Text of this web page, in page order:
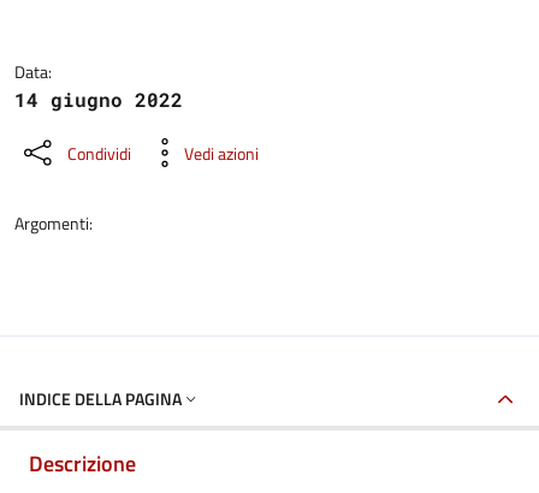
Data:
14 giugno 2022
Condividi Vedi azioni
Argomenti:
INDICE DELLA PAGINA
Descrizione